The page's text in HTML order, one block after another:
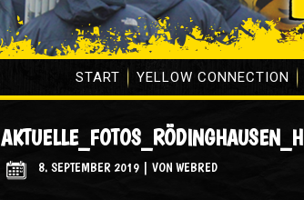
START YELLOW CONNECTION
AKTUELLE_FOTOS_RÖDINGHAUSEN_H
8. SEPTEMBER 2019 VON WEBRED